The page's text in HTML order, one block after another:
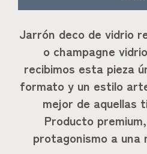
Jarrón deco de vidrio
o champagne
recibimos esta pieza
formato y un estilo
mejor de aquellas
Producto
protagonismo a una